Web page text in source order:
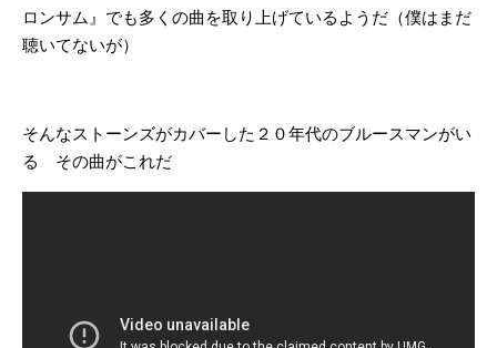
ロンサム』でも多くの曲を取り上げているようだ（僕はまだ
聴いてないが）
そんなストーンズがカバーした２０年代のブルースマンがい
る その曲がこれだ